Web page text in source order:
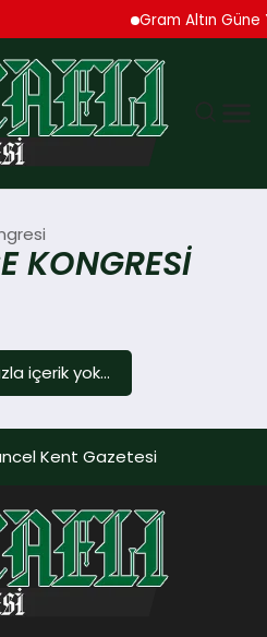
Gram Altın Güne
KONGRESI
içerik yok...
Kent Gazetesi